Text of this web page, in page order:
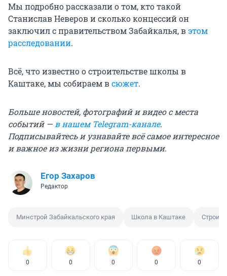
Мы подробно рассказали о том, кто такой
Станислав Неверов и сколько концессий он
заключил с правительством Забайкалья, вэтом
расследовании.
Всё, что известно о строительстве школы в
Каштаке, мы собираем всюжет.
Больше новостей, фотографий и видео с места
событий — в нашем Telegram-канале.
Подписывайтесь и узнавайте всё самое интересное
и важное из жизни региона первыми.
Егор Захаров
Редактор
Минстрой Забайкальского края Школа в Каштаке
0 0 0 0 0